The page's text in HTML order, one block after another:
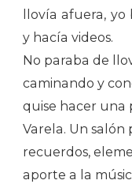
llovía afuera,
y hacía videos.
No paraba de
caminando y
quise hacer una
Varela. Un
recuerdos,
aporte a la